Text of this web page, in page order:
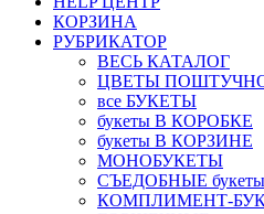
КОРЗИНА
РУБРИКАТОР
ВЕСЬ КАТАЛОГ
ЦВЕТЫ
все БУКЕТЫ
букеты В КОРОБКЕ
букеты В КОРЗИНЕ
МОНОБУКЕТЫ
СЪЕДОБНЫЕ букеты
КОМПЛИМЕНТ-